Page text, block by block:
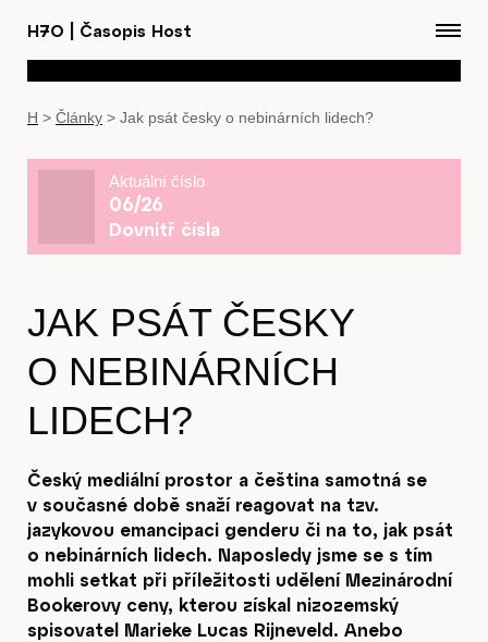
H7O Časopis Host
H > Články > Jak psát česky o nebinárních lidech?
Aktuální číslo
06/26
Dovnitř čísla
JAK PSÁT ČESKY
O NEBINÁRNÍCH
LIDECH?
Český mediální prostor a čeština samotná se
v současné době snaží reagovat na tzv.
jazykovou emancipaci genderu či na to, jak psát
o nebinárních lidech. Naposledy jsme se s tím
mohli setkat při příležitosti udělení Mezinárodní
Bookerovy ceny, kterou získal nizozemský
spisovatel Marieke Lucas Rijneveld. Anebo